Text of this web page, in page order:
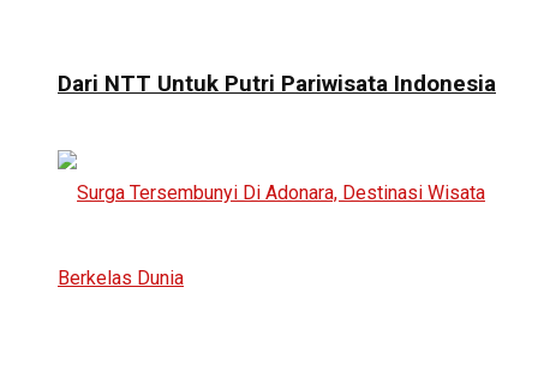
Dari NTT Untuk Putri Pariwisata Indonesia